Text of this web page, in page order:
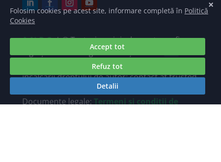
A.N.P.C.| © Texte, imagini, elemente grafice,
logo și marcă înregistrată deținute de
TRUSTED INTERNET SRL. Raportări ale
încălcării dreptului de autor: contact at trusted
Documente legale: Termeni și condiții de